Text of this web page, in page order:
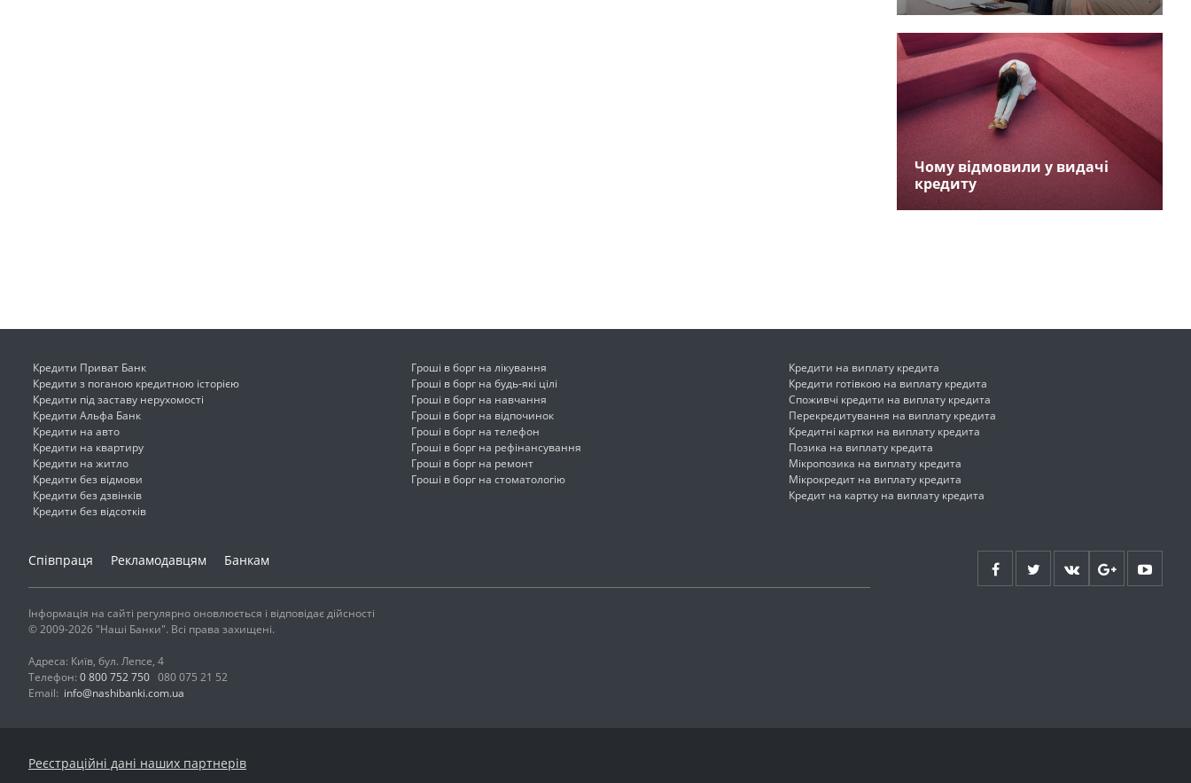
Чому відмовили у видачі
кредиту
Кредити Приват Банк
Кредити з поганою кредитною історією
Кредити під заставу нерухомості
Кредити Альфа Банк
Кредити на авто
Кредити на квартиру
Кредити на житло
Кредити без відмови
Кредити без дзвінків
Кредити без відсотків
Гроші в борг на лікування
Гроші в борг на будь-які цілі
Гроші в борг на навчання
Гроші в борг на відпочинок
Гроші в борг на телефон
Гроші в борг на рефінансування
Гроші в борг на ремонт
Гроші в борг на стоматологію
Кредити на виплату кредита
Кредити готівкою на виплату кредита
Споживчі кредити на виплату кредита
Перекредитування на виплату кредита
Кредитні картки на виплату кредита
Позика на виплату кредита
Мікропозика на виплату кредита
Мікрокредит на виплату кредита
Кредит на картку на виплату кредита
Співпраця Рекламодавцям Банкам
Інформація на сайті регулярно оновлюється і відповідає дійсності
© 2009-2026 "Наші Банки". Всі права захищені.
Адреса: Київ, бул. Лепсе, 4
Телефон: 0 800 752 750 080 075 21 52
Email: info@nashibanki.com.ua
Реєстраційні дані наших партнерів